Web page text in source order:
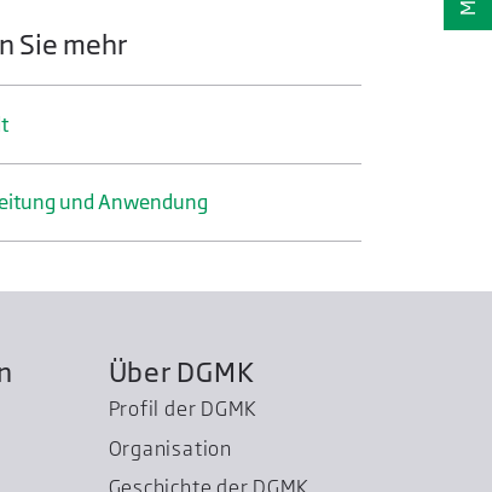
Sie mehr
und Anwendung
Über DGMK
Profil der DGMK
Organisation